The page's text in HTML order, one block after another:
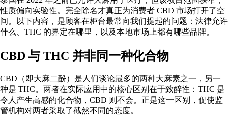
性质偏向实验性。完全除名才真正为消费者 CBD 市场打开了空
间。以下内容，是顾客在柜台最常向我们提起的问题：法律允许
什么、THC 的界定在哪里，以及本地市场上都有哪些品牌。
CBD 与 THC 并非同一种化合物
CBD（即大麻二酚）是人们谈论最多的两种大麻素之一，另一
种是 THC。两者在实际应用中的核心区别在于致醉性：THC 是
令人产生高感的化合物，CBD 则不会。正是这一区别，促使监
管机构对两者采取了截然不同的态度。